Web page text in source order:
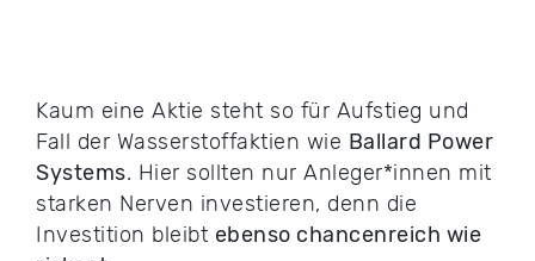
Kaum eine Aktie steht so für Aufstieg und
Fall der Wasserstoffaktien wie Ballard Power
Systems. Hier sollten nur Anleger*innen mit
starken Nerven investieren, denn die
Investition bleibt ebenso chancenreich wie